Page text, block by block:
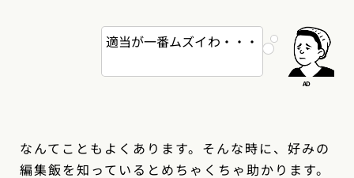
適当が一番ムズイわ・・・
なんてこともよくあります。そんな時に、好みの
編集飯を知っているとめちゃくちゃ助かります。